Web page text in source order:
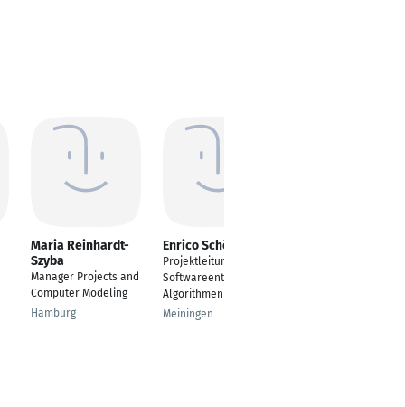
Maria Reinhardt-
Szyba
Manager Projects and
Computer Modeling
Hamburg
Enrico Schöppach
Projektleitung /
Softwareentwicklung
Algorithmen
Meiningen